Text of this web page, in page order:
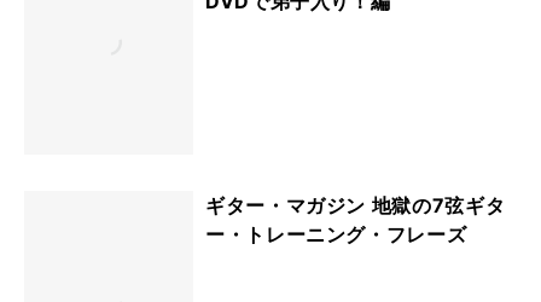
ギター・マガジン 地獄の7弦ギタ
ー・トレーニング・フレーズ